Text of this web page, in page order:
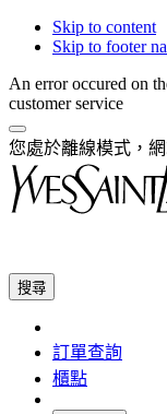
Skip to content
Skip to footer
An error occured on
customer service
您處於離線模式，
搜尋
訂單查詢
櫃點